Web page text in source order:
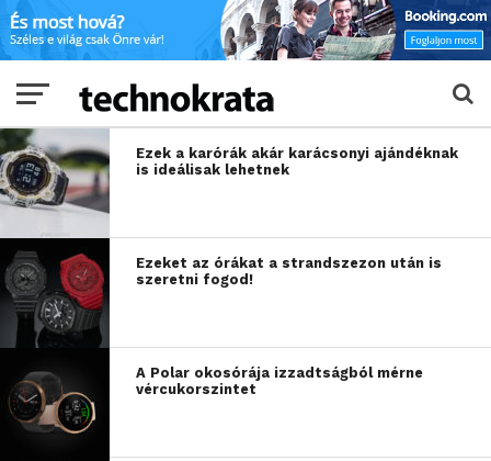
Ezek a karórák akár karácsonyi ajándéknak
is ideálisak lehetnek
Ezeket az órákat a strandszezon után is
szeretni fogod!
A Polar okosórája izzadtságból mérne
vércukorszintet